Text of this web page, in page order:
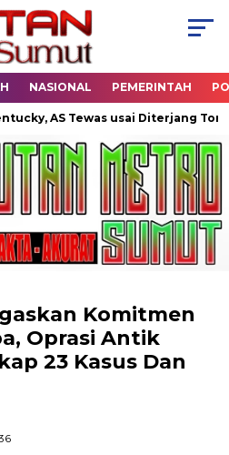
NASIONAL PEMERINTAH
AS Tewas usai Diterjang Tornado
Komitmen
Oprasi Antik
23 Kasus Dan